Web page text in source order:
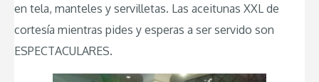
en tela, manteles y servilletas. Las aceitunas XXL de
cortesía mientras pides y esperas a ser servido son
ESPECTACULARES.